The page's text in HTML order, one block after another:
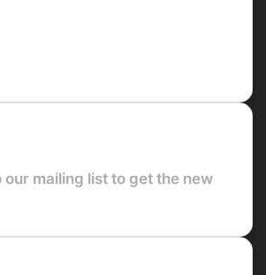
our mailing list to get the new